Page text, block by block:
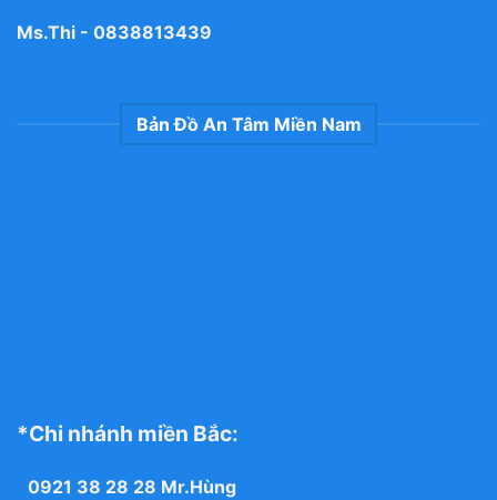
Ms.Thi - 0838813439
Bản Đồ An Tâm Miền Nam
*Chi nhánh miền Bắc:
0921 38 28 28 Mr.Hùng